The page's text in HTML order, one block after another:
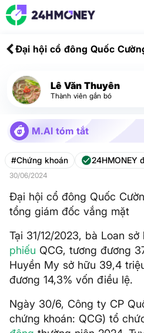
Đại hội cổ đông Quốc
vắng mặt
Lê Văn Thuyên
Thành viên gắn bó
M.AI tóm tắt
#Chứng khoán 24HMONEY
30/06/2024
Đại hội cổ đông Quốc
tổng giám đốc vắng mặt
Tại 31/12/2023, bà Loan
phiếu QCG, tương đương
Huyền My sở hữu 39,4
đương 14,3% vốn điều lệ.
Ngày 30/6, Công ty CP
chứng khoán: QCG) tổ